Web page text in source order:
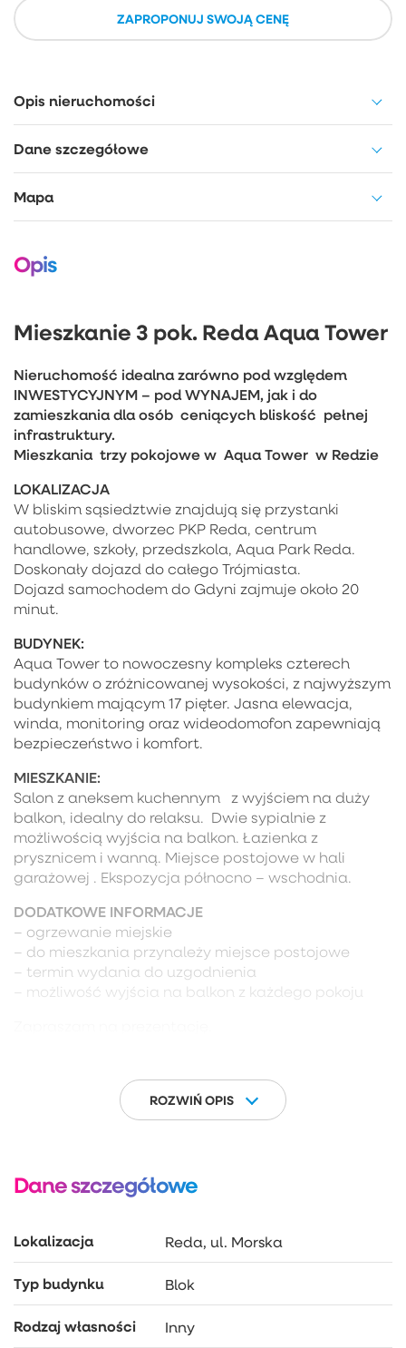
ZAPROPONUJ SWOJĄ CENĘ
Opis nieruchomości
Dane szczegółowe
Mapa
Opis
Mieszkanie 3 pok. Reda Aqua Tower
Nieruchomość idealna zarówno pod względem
INWESTYCYJNYM – pod WYNAJEM, jak i do
zamieszkania dla osób ceniących bliskość pełnej
infrastruktury.
Mieszkania trzy pokojowe w Aqua Tower w Redzie
LOKALIZACJA
W bliskim sąsiedztwie znajdują się przystanki
autobusowe, dworzec PKP Reda, centrum
handlowe, szkoły, przedszkola, Aqua Park Reda.
Doskonały dojazd do całego Trójmiasta.
Dojazd samochodem do Gdyni zajmuje około 20
minut.
BUDYNEK:
Aqua Tower to nowoczesny kompleks czterech
budynków o zróżnicowanej wysokości, z najwyższym
budynkiem mającym 17 pięter. Jasna elewacja,
winda, monitoring oraz wideodomofon zapewniają
bezpieczeństwo i komfort.
MIESZKANIE:
Salon z aneksem kuchennym z wyjściem na duży
balkon, idealny do relaksu. Dwie sypialnie z
możliwością wyjścia na balkon. Łazienka z
prysznicem i wanną. Miejsce postojowe w hali
garażowej . Ekspozycja północno – wschodnia.
DODATKOWE INFORMACJE
– ogrzewanie miejskie
– do mieszkania przynależy miejsce postojowe
– termin wydania do uzgodnienia
– możliwość wyjścia na balkon z każdego pokoju
ROZWIŃ OPIS
Dane szczegółowe
Lokalizacja Reda, ul. Morska
Typ budynku Blok
Rodzaj własności Inny